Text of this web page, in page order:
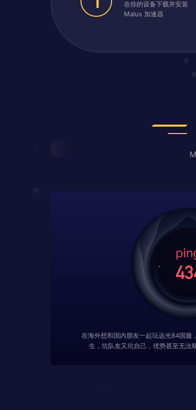
在你的设备下载并安装
Malus 加速器
在海外想和国内朋友一起玩远光84国服
生，坑队友又坑自己，优势甚至无法